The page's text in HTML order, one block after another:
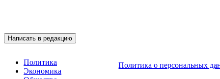
Написать в редакцию
Политика
Экономика
Политика о персональных